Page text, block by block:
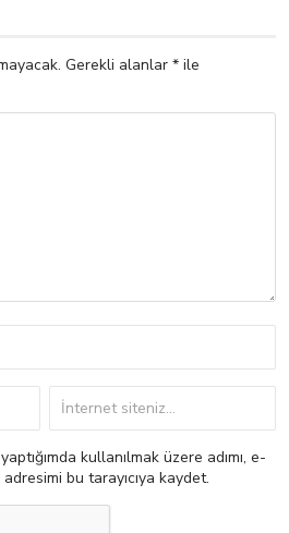
Gerekli alanlar * ile
kullanılmak üzere adımı, e-
bu tarayıcıya kaydet.